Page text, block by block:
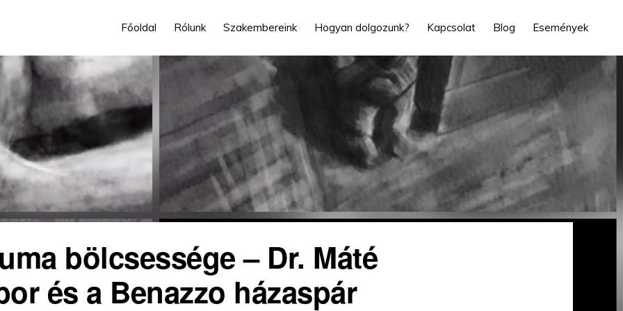
Főoldal Rólunk Szakembereink Hogyan dolgozunk? Kapcsolat Blog Események
bölcsessége – Dr. Máté
és a Benazzo házaspár